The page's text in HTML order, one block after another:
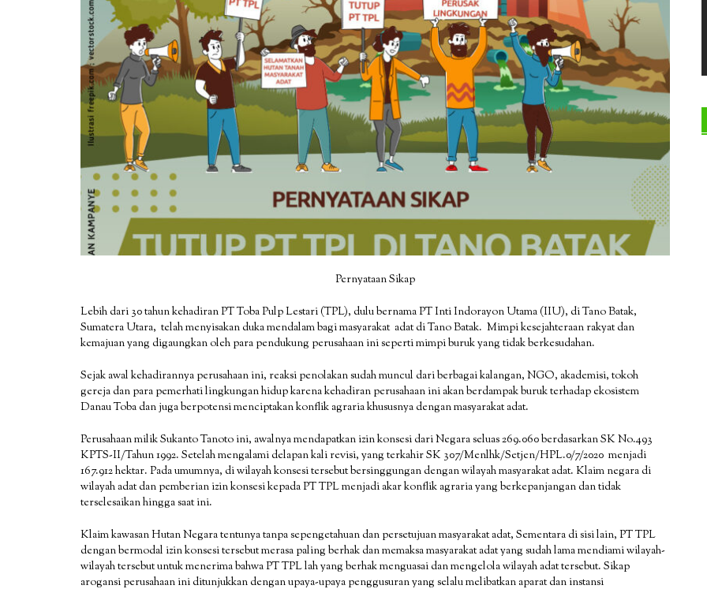
Pernyataan Sikap
Lebih dari 30 tahun kehadiran PT Toba Pulp Lestari (TPL), dulu bernama PT Inti Indorayon Utama (IIU), di Tano Batak,
Sumatera Utara, telah menyisakan duka mendalam bagi masyarakat adat di Tano Batak. Mimpi kesejahteraan rakyat dan
kemajuan yang digaungkan oleh para pendukung perusahaan ini seperti mimpi buruk yang tidak berkesudahan.
Sejak awal kehadirannya perusahaan ini, reaksi penolakan sudah muncul dari berbagai kalangan, NGO, akademisi, tokoh
gereja dan para pemerhati lingkungan hidup karena kehadiran perusahaan ini akan berdampak buruk terhadap ekosistem
Danau Toba dan juga berpotensi menciptakan konflik agraria khususnya dengan masyarakat adat.
Perusahaan milik Sukanto Tanoto ini, awalnya mendapatkan izin konsesi dari Negara seluas 269.060 berdasarkan SK No.493
KPTS-II/Tahun 1992. Setelah mengalami delapan kali revisi, yang terkahir SK 307/Menlhk/Setjen/HPL.0/7/2020 menjadi
167.912 hektar. Pada umumnya, di wilayah konsesi tersebut bersinggungan dengan wilayah masyarakat adat. Klaim negara di
wilayah adat dan pemberian izin konsesi kepada PT TPL menjadi akar konflik agraria yang berkepanjangan dan tidak
terselesaikan hingga saat ini.
Klaim kawasan Hutan Negara tentunya tanpa sepengetahuan dan persetujuan masyarakat adat, Sementara di sisi lain, PT TPL
dengan bermodal izin konsesi tersebut merasa paling berhak dan memaksa masyarakat adat yang sudah lama mendiami wilayah-
wilayah tersebut untuk menerima bahwa PT TPL lah yang berhak menguasai dan mengelola wilayah adat tersebut. Sikap
arogansi perusahaan ini ditunjukkan dengan upaya-upaya penggusuran yang selalu melibatkan aparat dan instansi